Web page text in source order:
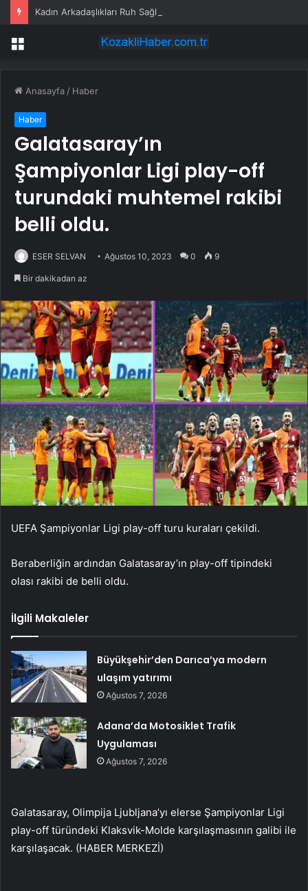
Menü
Anasayfa / Haber
Haber
Galatasaray’ın
Şampiyonlar Ligi play-off
turundaki muhtemel rakibi
belli oldu.
ESER SELVAN Ağustos 10, 2023 0 9
Bir dakikadan az
UEFA Şampiyonlar Ligi play-off turu kuraları çekildi.
Beraberliğin ardından Galatasaray’ın play-off tipindeki
olası rakibi de belli oldu.
İlgili Makaleler
Büyükşehir’den Darıca’ya modern
ulaşım yatırımı
Ağustos 7, 2026
Adana’da Motosiklet Trafik
Uygulaması
Ağustos 7, 2026
Galatasaray, Olimpija Ljubljana’yı elerse Şampiyonlar Ligi
play-off türündeki Klaksvik-Molde karşılaşmasının galibi ile
karşılaşacak. (HABER MERKEZİ)